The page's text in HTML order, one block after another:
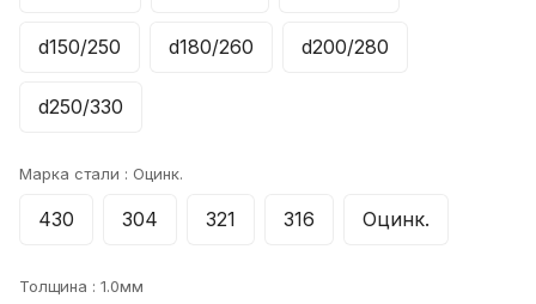
d150/250 d180/260 d200/280
d250/330
Марка стали : Оцинк.
430 304 321 316 Оцинк.
Толщина : 1.0мм